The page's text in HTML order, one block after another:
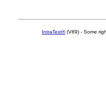
IntraText®(V89) - Some